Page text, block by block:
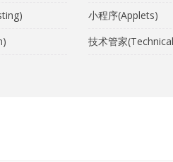
小程序(Applets)
技术管家